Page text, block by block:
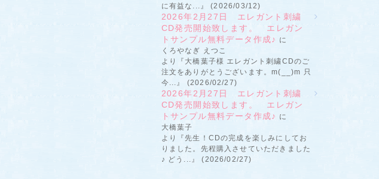
に有益な...』 (2026/03/12)
2026年2月27日 エレガント刺繍
CD発売開始致します。 エレガン
トサンプル無料データ作成♪ に
くろやなぎ えつこ
より『大橋葉子様 エレガント刺繍CDのご
注文をありがとうございます。m(__)m 只
今...』 (2026/02/27)
2026年2月27日 エレガント刺繍
CD発売開始致します。 エレガン
トサンプル無料データ作成♪ に
大橋葉子
より『先生！CDの完成を楽しみにしてお
りました。先程購入させていただきました
♪ どう...』 (2026/02/27)